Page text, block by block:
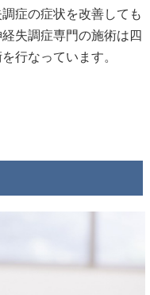
症の症状を改善しても
失調症専門の施術は四
行なっています。